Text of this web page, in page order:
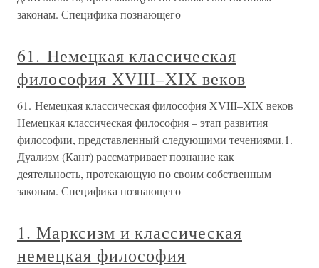
законам. Специфика познающего
61. Немецкая классическая
философия XVIII–XIX веков
61. Немецкая классическая философия XVIII–XIX веков
Немецкая классическая философия – этап развития
философии, представленный следующими течениями.1.
Дуализм (Кант) рассматривает познание как
деятельность, протекающую по своим собственным
законам. Специфика познающего
1. Марксизм и классическая
немецкая философия